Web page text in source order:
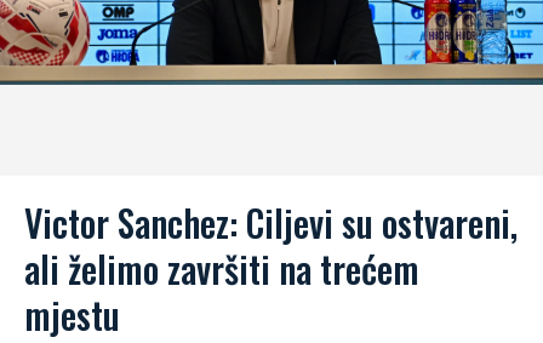
Victor Sanchez: Ciljevi su ostvareni,
ali želimo završiti na trećem
mjestu